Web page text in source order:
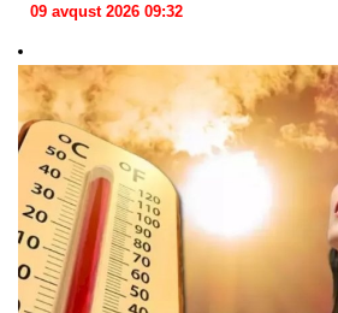
09 avqust 2026 09:32